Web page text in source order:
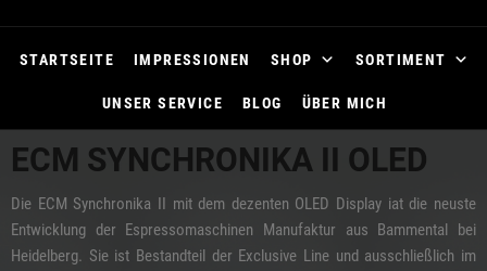
STARTSEITE IMPRESSIONEN SHOP SORTIMENT
UNSER SERVICE BLOG ÜBER MICH
ECM SYNCHRONIKA II OLED
Die ECM Synchronika II mit dem dezenten OLED Display iat die neuste
Entwicklung der Espressomaschinen Manufaktur aus Bammental bei
Heidelberg. Sie ist Bestandteil der Exclusive Line und ausschließlich im